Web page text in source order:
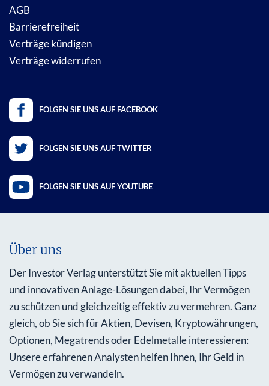
AGB
Barrierefreiheit
Verträge kündigen
Verträge widerrufen
FOLGEN SIE UNS AUF FACEBOOK
FOLGEN SIE UNS AUF TWITTER
FOLGEN SIE UNS AUF YOUTUBE
Über uns
Der Investor Verlag unterstützt Sie mit aktuellen Tipps
und innovativen Anlage-Lösungen dabei, Ihr Vermögen
zu schützen und gleichzeitig effektiv zu vermehren. Ganz
gleich, ob Sie sich für Aktien, Devisen, Kryptowährungen,
Optionen, Megatrends oder Edelmetalle interessieren:
Unsere erfahrenen Analysten helfen Ihnen, Ihr Geld in
Vermögen zu verwandeln.